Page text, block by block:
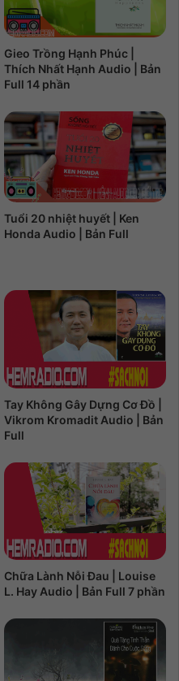
Gieo Trồng Hạnh Phúc |
Thích Nhất Hạnh Audio | Bản
Full 14 phần
Tuổi 20 nhiệt huyết | Ken
Honda Audio | Bản Full
Tay Không Gây Dựng Cơ Đồ |
Vikrom Kromadit Audio | Bản
Full
Chữa Lành Nỗi Đau | Louise
L. Hay Audio | Bản Full 7 phần